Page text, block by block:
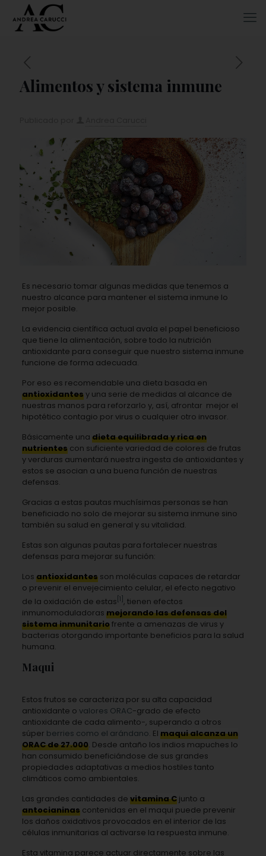
Alimentos y sistema inmune
Es necesario tomar algunas medidas que tenemos a
nuestro alcance para mantener el sistema inmune lo
mejor posible.
La evidencia científica actual avala el papel beneficioso
que tiene la alimentación, sobre todo la nutrición
antioxidante para conseguir que nuestro sistema inmune
funcione de forma adecuada.
Por eso es recomendable una dieta basada en
antioxidantesy una serie de medidas al alcance de
nuestras manos para reforzarlo y, así, afrontar mejor el
hipotético contagio por virus o cualquier otro invasor.
Básicamente una dieta equilibrada y rica en
nutrientescon suficiente variedad de colores de frutas
y verduras aumentará nuestra ingesta de antioxidantes y
estos se asocian a una buena función de nuestras
defensas.
Gracias a estas pautas muchísimas personas se han
beneficiado no solo de mejorar su sistema inmune sino
también su salud en general y su vitalidad.
Estas son algunas pautas para fortalecer nuestras
defensas para mejorar su función:
Los antioxidantesson moléculas capaces de retardar
o prevenir el envejecimiento celular, el efecto negativo
de la oxidación de estas [1] , tienen efectos
inmunomoduladoras mejorando las defensas del
sistema inmunitariofrente a amenazas de virus y
bacterias otorgando importante beneficios para la salud
humana.
Maqui
Estos frutos se caracteriza por su alta capacidad
antioxidante o valores ORAC-grado de efecto
antioxidante de cada alimento-, superando a otros
súper berries como el arándano. El maqui alcanza un
ORAC de 27.000. Desde antaño los indios mapuches lo
han consumido beneficiándose de sus grandes
propiedades adaptativas a medios hostiles tanto
climáticos como ambientales.
Las grandes cantidades de vitamina Cjunto a
antocianinascontenidas en el maqui puede prevenir
los daños oxidativos provocados en el interior de las
células inmunitarias al activarse la respuesta inmune.
Esta vitamina parece actuar directamente sobre las